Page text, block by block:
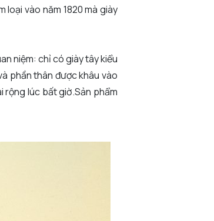
vào năm 1820 mà giày
niệm: chỉ có giày tây kiểu
phần thân được khâu vào
rộng lúc bất giờ.Sản phẩm